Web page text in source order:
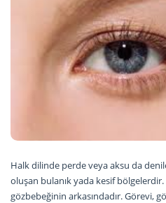
Halk dilinde perde veya aksu da
oluşan bulanık yada kesif
gözbebeğinin arkasındadır. Görevi,